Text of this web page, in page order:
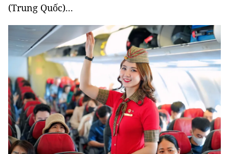
(Trung Quốc)...